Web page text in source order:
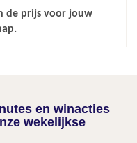
de prijs voor jouw
en winacties
wekelijkse